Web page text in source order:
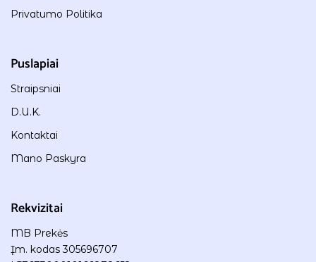
Privatumo Politika
Puslapiai
Straipsniai
D.U.K.
Kontaktai
Mano Paskyra
Rekvizitai
MB Prekės
Įm. kodas 305696707